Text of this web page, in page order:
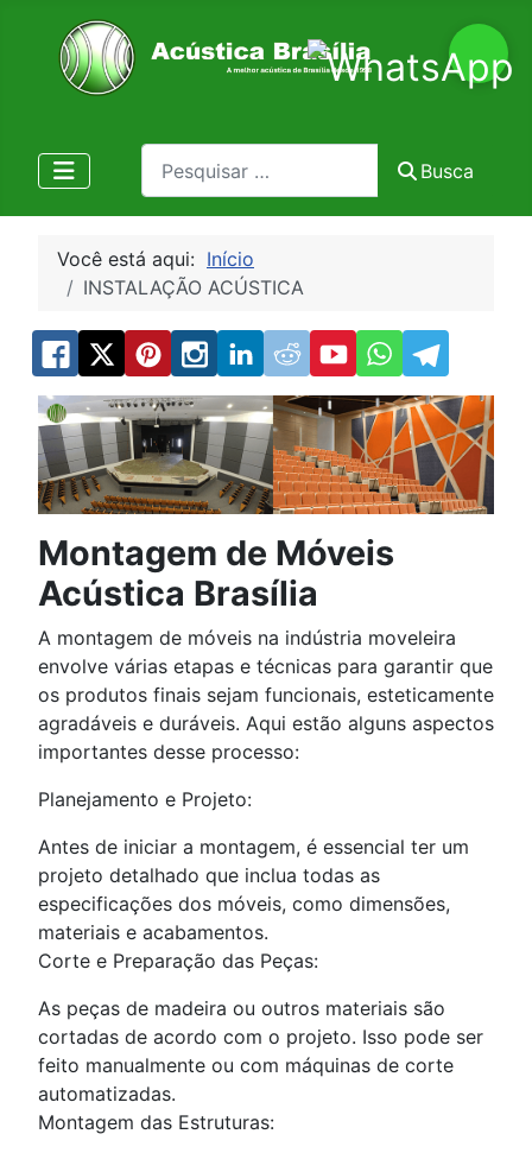
Pesquisa
Busca
Você está aqui: Início
INSTALAÇÃO ACÚSTICA
Montagem de Móveis
Acústica Brasília
A montagem de móveis na indústria moveleira
envolve várias etapas e técnicas para garantir que
os produtos finais sejam funcionais, esteticamente
agradáveis e duráveis. Aqui estão alguns aspectos
importantes desse processo:
Planejamento e Projeto:
Antes de iniciar a montagem, é essencial ter um
projeto detalhado que inclua todas as
especificações dos móveis, como dimensões,
materiais e acabamentos.
Corte e Preparação das Peças:
As peças de madeira ou outros materiais são
cortadas de acordo com o projeto. Isso pode ser
feito manualmente ou com máquinas de corte
automatizadas.
Montagem das Estruturas: